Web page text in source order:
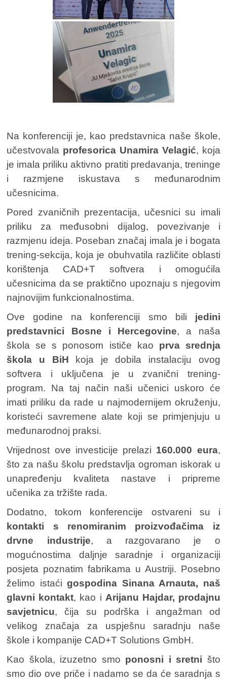
Na konferenciji je, kao predstavnica naše škole,
učestvovala profesorica Unamira Velagić, koja
je imala priliku aktivno pratiti predavanja, treninge
i razmjene iskustava s međunarodnim
učesnicima.
Pored zvaničnih prezentacija, učesnici su imali
priliku za međusobni dijalog, povezivanje i
razmjenu ideja. Poseban značaj imala je i bogata
trening-sekcija, koja je obuhvatila različite oblasti
korištenja CAD+T softvera i omogućila
učesnicima da se praktično upoznaju s njegovim
najnovijim funkcionalnostima.
Ove godine na konferenciji smo bili jedini
predstavnici Bosne i Hercegovine, a naša
škola se s ponosom ističe kao prva srednja
škola u BiH koja je dobila instalaciju ovog
softvera i uključena je u zvanični trening-
program. Na taj način naši učenici uskoro će
imati priliku da rade u najmodernijem okruženju,
koristeći savremene alate koji se primjenjuju u
međunarodnoj praksi.
Vrijednost ove investicije prelazi 160.000 eura,
što za našu školu predstavlja ogroman iskorak u
unapređenju kvaliteta nastave i pripreme
učenika za tržište rada.
Dodatno, tokom konferencije ostvareni su i
kontakti s renomiranim proizvođačima iz
drvne industrije, a razgovarano je o
mogućnostima daljnje saradnje i organizaciji
posjeta poznatim fabrikama u Austriji. Posebno
želimo istaćigospodina Sinana Arnauta, naš
glavni kontakt, kao i Arijanu Hajdar, prodajnu
savjetnicu, čija su podrška i angažman od
velikog značaja za uspješnu saradnju naše
škole i kompanije CAD+T Solutions GmbH.
Kao škola, izuzetno smo ponosni i sretni što
smo dio ove priče i nadamo se da će saradnja s